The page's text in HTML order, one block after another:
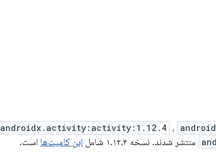
androidx.activity:activity:1.12.4 ،
منتشر شدند. نسخه ۱.۱۲.۴ شامل این کامیت‌ها است.